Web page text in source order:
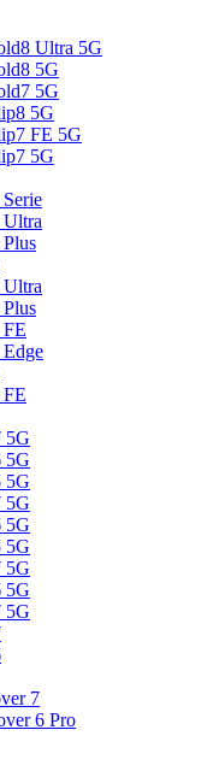
Ultra 5G
5G
5G
5G
FE 5G
5G
Ultra
Ultra
FE
FE
5G
5G
5G
5G
5G
5G
5G
5G
5G
7
6 Pro